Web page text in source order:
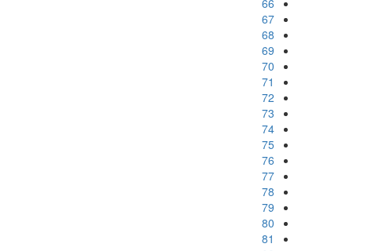
66
67
68
69
70
71
72
73
74
75
76
77
78
79
80
81